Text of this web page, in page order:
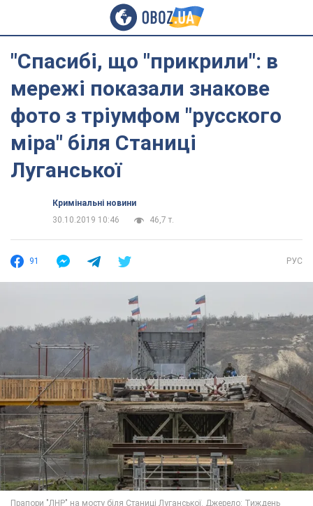
"Спасибі, що "прикрили": в
мережі показали знакове
фото з тріумфом "русского
міра" біля Станиці
Луганської
Кримінальні новини
30.10.2019 10:46
46,7 т.
91 РУС